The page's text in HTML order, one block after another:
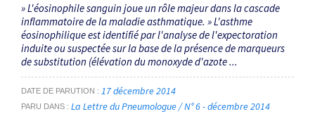
» L'éosinophile sanguin joue un rôle majeur dans la cascade
inflammatoire de la maladie asthmatique. » L'asthme
éosinophilique est identifié par l'analyse de l'expectoration
induite ou suspectée sur la base de la présence de marqueurs
de substitution (élévation du monoxyde d'azote ...
DATE DE PARUTION 17 décembre 2014
PARU DANS La Lettre du Pneumologue / N° 6 - décembre 2014